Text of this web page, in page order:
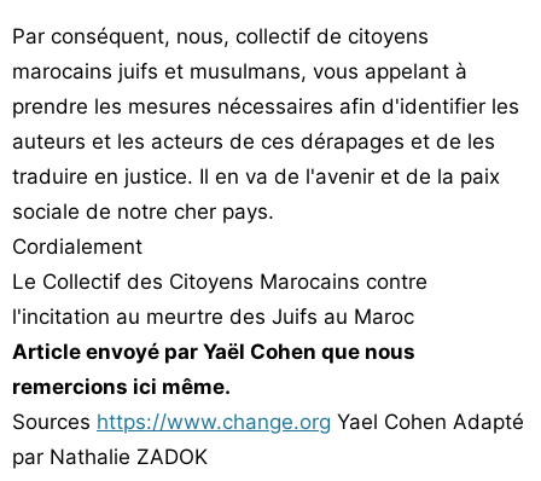
Par conséquent, nous, collectif de citoyens
marocains juifs et musulmans, vous appelant à
prendre les mesures nécessaires afin d'identifier les
auteurs et les acteurs de ces dérapages et de les
traduire en justice. Il en va de l'avenir et de la paix
sociale de notre cher pays.
Cordialement
Le Collectif des Citoyens Marocains contre
l'incitation au meurtre des Juifs au Maroc
Article envoyé par Yaël Cohen que nous
remercions ici même.
Sources https://www.change.org Yael Cohen Adapté
par Nathalie ZADOK